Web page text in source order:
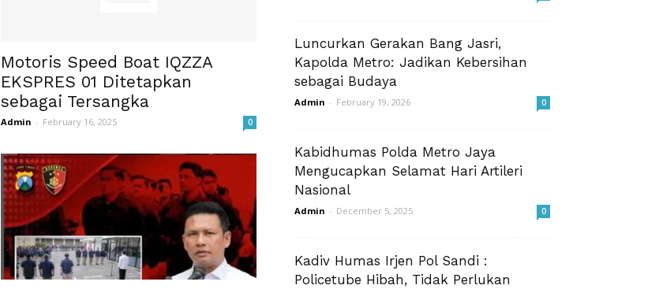
Motoris Speed Boat IQZZA
EKSPRES 01 Ditetapkan
sebagai Tersangka
Admin - February 16, 2025 0
Luncurkan Gerakan Bang Jasri,
Kapolda Metro: Jadikan Kebersihan
sebagai Budaya
Admin - February 19, 2026 0
Kabidhumas Polda Metro Jaya
Mengucapkan Selamat Hari Artileri
Nasional
Admin - December 5, 2025 0
Kadiv Humas Irjen Pol Sandi :
Policetube Hibah, Tidak Perlukan